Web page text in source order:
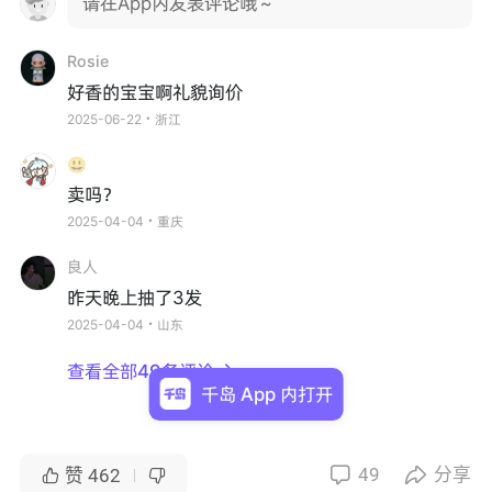
Rosie
好香的宝宝啊礼貌询价
2025-06-22・浙江
😃
卖吗？
2025-04-04・重庆
良人
昨天晚上抽了3发
2025-04-04・山东
查看全部49条评论 
 赞 462   49  分享
千岛 App 内打开